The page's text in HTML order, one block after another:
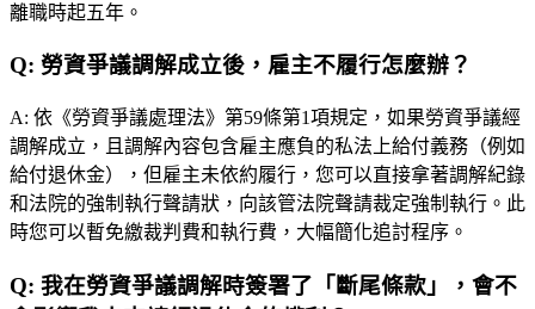
離職時起五年。
Q: 勞資爭議調解成立後，雇主不履行怎麼辦？
A: 依《勞資爭議處理法》第59條第1項規定，如果勞資爭議經
調解成立，且調解內容包含雇主應負的私法上給付義務（例如
給付退休金），但雇主未依約履行，您可以直接拿著調解紀錄
和法院的強制執行聲請狀，向該管法院聲請裁定強制執行。此
時您可以暫免繳裁判費和執行費，大幅簡化追討程序。
Q: 我在勞資爭議調解時簽署了「斷尾條款」，會不